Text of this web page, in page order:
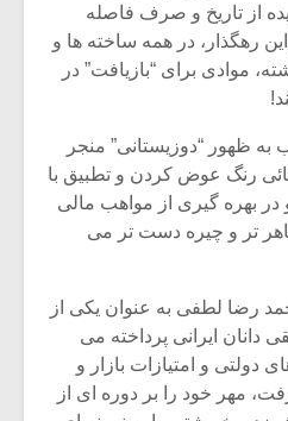
از تاریخ و صرف فاصله
رهگذار، در همه ساخته ها و
موادی برای “بازیافت” در
ظهور “دوزیستانی” منجر
رنگ عوض کردن و تطبیق با
در بهره گیری از مواهب مالی
تر و چیره دست تر می
رضا لطفی به عنوان یکی از
دانان ایرانی پرداخته می
دولتی و امتیازات بازار و
مهر خود را بر دوره ای از